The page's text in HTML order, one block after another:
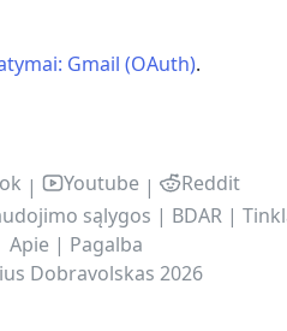
Gmail (OAuth).
| Youtube|
Reddit
sąlygos | BDAR|
Apie| Pagalba
Dobravolskas 2026